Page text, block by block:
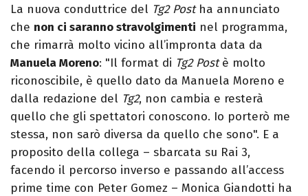
La nuova conduttrice del Tg2 Postha annunciato
che non ci saranno stravolgimenti nel programma,
che rimarrà molto vicino all’impronta data da
Manuela Moreno: "Il format di Tg2 Postè molto
riconoscibile, è quello dato da Manuela Moreno e
dalla redazione del Tg2, non cambia e resterà
quello che gli spettatori conoscono. Io porterò me
stessa, non sarò diversa da quello che sono". E a
proposito della collega – sbarcata su Rai 3,
facendo il percorso inverso e passando all’access
prime time con Peter Gomez – Monica Giandotti ha